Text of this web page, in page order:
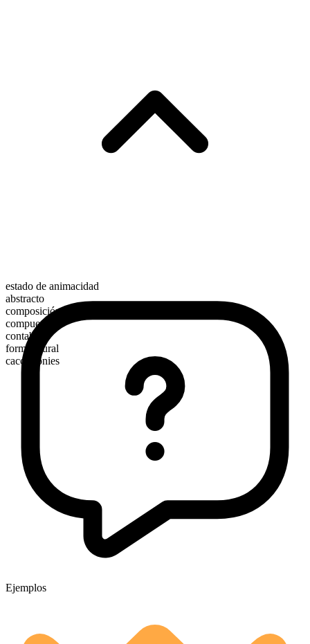
estado de animacidad
abstracto
composición morfológica
compuesto
contable
forma plural
cacophonies
Ejemplos